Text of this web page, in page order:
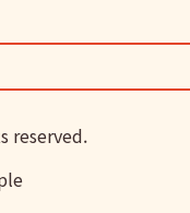
reserved.